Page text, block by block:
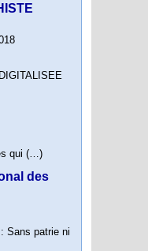
qui (…)
des
Sans patrie ni